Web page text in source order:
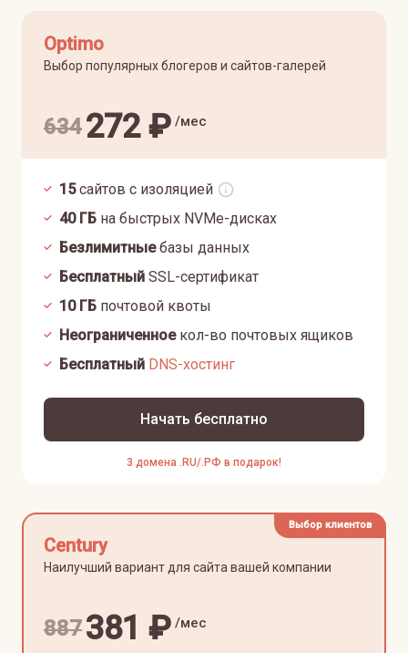
Optimo
Выбор популярных блогеров и сайтов-галерей
634272₽ /мес
15 сайтов с изоляцией
40ГБ на быстрых NVMe-дисках
Безлимитныебазы данных
Бесплатный SSL-сертификат
10ГБ почтовой квоты
Неограниченноекол-во почтовых ящиков
Бесплатный DNS-хостинг
Начать бесплатно
3 домена .RU/.РФ в подарок!
Выбор клиентов
Century
Наилучший вариант для сайта вашей компании
887381 ₽ /мес